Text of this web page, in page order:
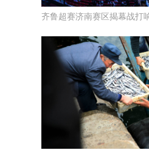
齐鲁超赛济南赛区揭幕战打